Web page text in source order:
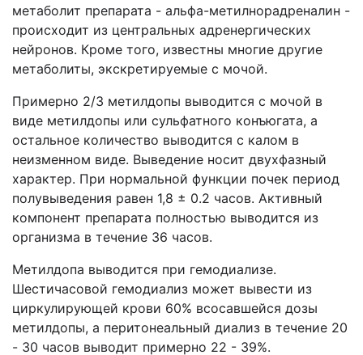
метаболит препарата - альфа-метилнорадреналин -
происходит из центральных адренергических
нейронов. Кроме того, известны многие другие
метаболиты, экскретируемые с мочой.
Примерно 2/3 метилдопы выводится с мочой в
виде метилдопы или сульфатного конъюгата, а
остальное количество выводится с калом в
неизменном виде. Выведение носит двухфазный
характер. При нормальной функции почек период
полувыведения равен 1,8 ± 0.2 часов. Активный
компонент препарата полностью выводится из
организма в течение 36 часов.
Метилдопа выводится при гемодиализе.
Шестичасовой гемодиализ может вывести из
циркулирующей крови 60% всосавшейся дозы
метилдопы, а перитонеальный диализ в течение 20
- 30 часов выводит примерно 22 - 39%.